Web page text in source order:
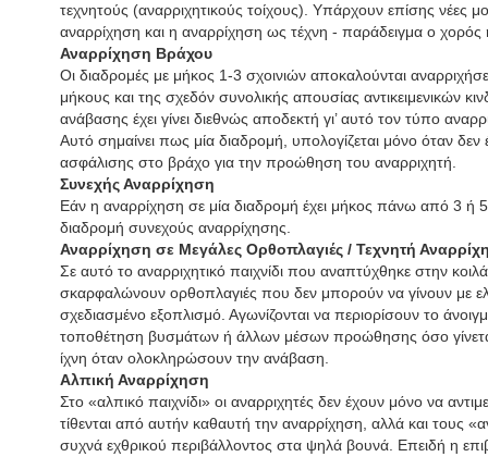
τεχνητούς (αναρριχητικούς τοίχους). Υπάρχουν επίσης νέες
αναρρίχηση και η αναρρίχηση ως τέχνη - παράδειγμα ο χορός
Αναρρίχηση Βράχου
Οι διαδρομές με μήκος 1-3 σχοινιών αποκαλούνται
μήκους και της σχεδόν συνολικής απουσίας αντικειμενικών
ανάβασης έχει γίνει διεθνώς αποδεκτή γι’ αυτό τον τύπο
Αυτό σημαίνει πως μία διαδρομή, υπολογίζεται μόνο όταν
ασφάλισης στο βράχο για την προώθηση του αναρριχητή.
Συνεχής Αναρρίχηση
Εάν η αναρρίχηση σε μία διαδρομή έχει μήκος πάνω από 3 ή 5
διαδρομή συνεχούς αναρρίχησης.
Αναρρίχηση σε Μεγάλες Ορθοπλαγιές / Τεχνητή
Σε αυτό το αναρριχητικό παιχνίδι που αναπτύχθηκε στην
σκαρφαλώνουν ορθοπλαγιές που δεν μπορούν να γίνουν με
σχεδιασμένο εξοπλισμό. Αγωνίζονται να περιορίσουν το
τοποθέτηση βυσμάτων ή άλλων μέσων προώθησης όσο
ίχνη όταν ολοκληρώσουν την ανάβαση.
Αλπική Αναρρίχηση
Στο «αλπικό παιχνίδι» οι αναρριχητές δεν έχουν μόνο να
τίθενται από αυτήν καθαυτή την αναρρίχηση, αλλά και τους
συχνά εχθρικού περιβάλλοντος στα ψηλά βουνά. Επειδή η